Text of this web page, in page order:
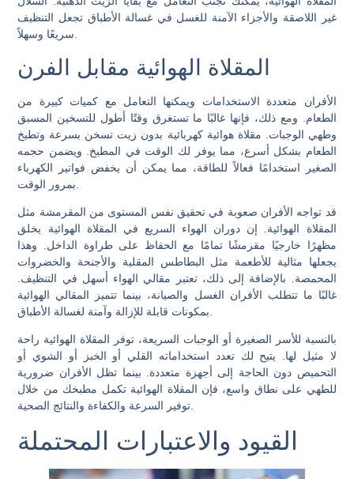
غير اللاصقة والأجزاء الآمنة للغسل في غسالة الأطباق تجعل التنظيف
المقلاة الهوائية مقابل الفرن
الأفران متعددة الاستخدامات ويمكنها التعامل مع كميات كبيرة من
الطعام. ومع ذلك، فإنها غالبًا ما تستغرق وقتًا أطول للتسخين المسبق
وطهي الوجبات. مقلاة هوائية كهربائية بدون زيت تسخن بسرعة وتطبخ
الطعام بشكل أسرع، مما يوفر لك الوقت في المطبخ. ويضمن حجمه
الصغير استخدامًا فعالاً للطاقة، مما يمكن أن يخفض فواتير الكهرباء
قد تواجه الأفران صعوبة في تحقيق نفس المستوى من المقرمشة مثل
المقلاة الهوائية. إن دوران الهواء السريع في المقلاة الهوائية يخلق
مظهرًا خارجيًا مقرمشًا تمامًا مع الحفاظ على طراوة الداخل. وهذا
يجعلها مثالية للأطعمة مثل البطاطس المقلية والأجنحة والخضروات
المحمصة. بالإضافة إلى ذلك، تعتبر مقالي الهواء أسهل في التنظيف.
غالبًا ما تتطلب الأفران الغسل والصيانة، بينما تتميز المقالي الهوائية
بالنسبة للأسر الصغيرة أو الوجبات السريعة، توفر المقلاة الهوائية راحة
لا مثيل لها. يتيح لك تعدد استخداماته القلي أو الخبز أو الشوي أو
التحميص دون الحاجة إلى أجهزة متعددة. بينما تظل الأفران ضرورية
للطهي على نطاق واسع، فإن المقلاة الهوائية تكمل مطبخك من خلال
توفير السرعة والكفاءة والنتائج الصحية.
القيود والاعتبارات المحتملة